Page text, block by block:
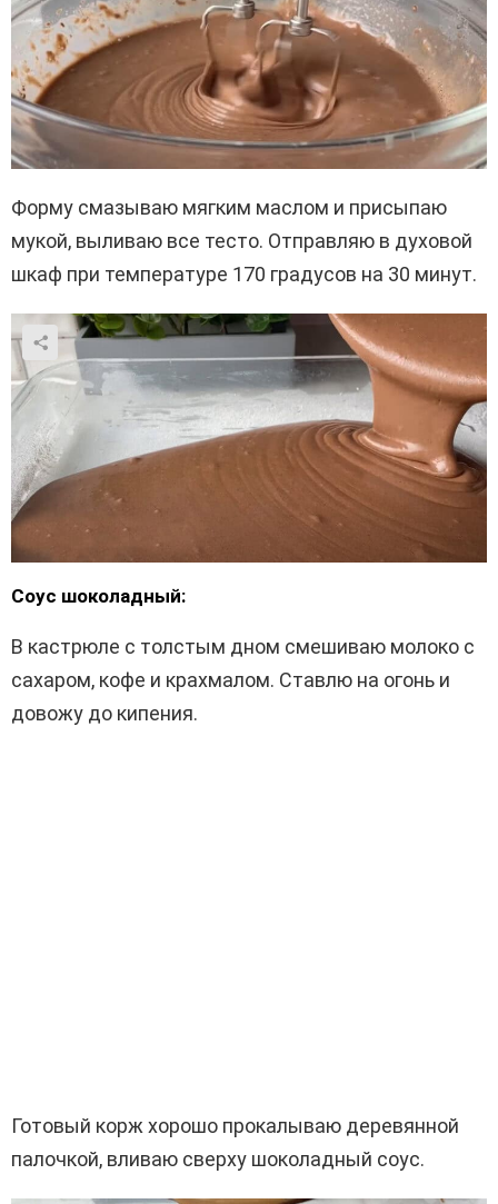
Форму смазываю мягким маслом и присыпаю
мукой, выливаю все тесто. Отправляю в духовой
шкаф при температуре 170 градусов на 30 минут.
Соус шоколадный:
В кастрюле с толстым дном смешиваю молоко с
сахаром, кофе и крахмалом. Ставлю на огонь и
довожу до кипения.
Готовый корж хорошо прокалываю деревянной
палочкой, вливаю сверху шоколадный соус.